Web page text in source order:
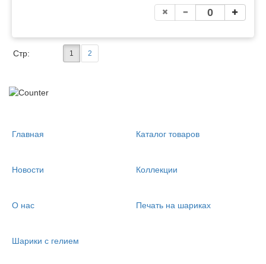
Стр: 1 2
Главная Каталог товаров
Новости Коллекции
О нас Печать на шариках
Шарики с гелием